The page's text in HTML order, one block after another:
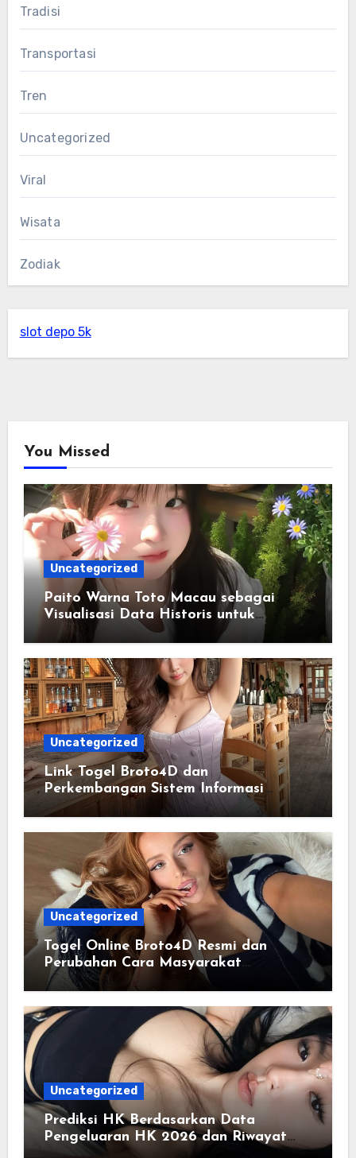
Tradisi
Transportasi
Tren
Uncategorized
Viral
Wisata
Zodiak
slot depo 5k
You Missed
Uncategorized
Paito Warna Toto Macau sebagai
Visualisasi Data Historis untuk
Memahami Informasi Secara Lebih
Terstruktur
Uncategorized
Link Togel Broto4D dan
Perkembangan Sistem Informasi
Digital Masa Kini
Uncategorized
Togel Online Broto4D Resmi dan
Perubahan Cara Masyarakat
Mengakses Informasi Berbasis Data
Uncategorized
Prediksi HK Berdasarkan Data
Pengeluaran HK 2026 dan Riwayat
HK Pools